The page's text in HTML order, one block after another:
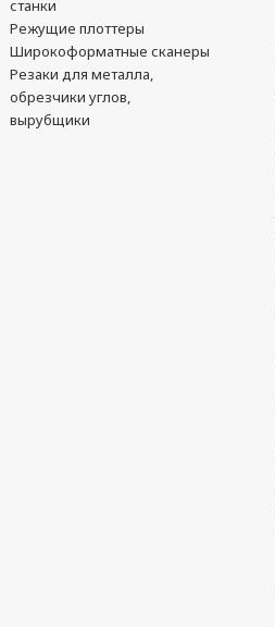
станки
Режущие плоттеры
Широкоформатные сканеры
Резаки для металла,
обрезчики углов,
вырубщики